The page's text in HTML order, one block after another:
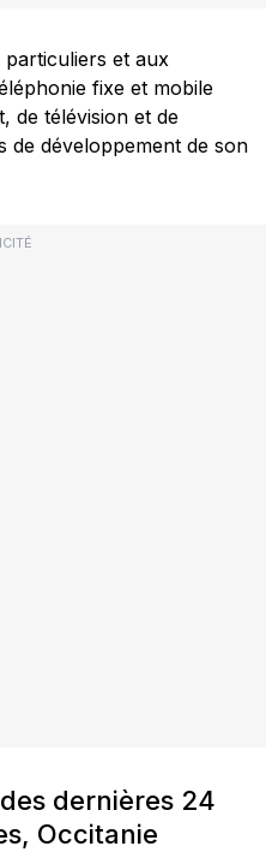
et aux
fixe et mobile
de télévision et de
de développement de son
dernières 24
Occitanie